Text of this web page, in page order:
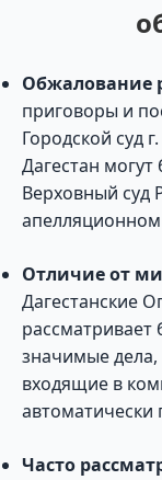
Обжалование
приговоры и
Городской суд
Дагестан
Верховный суд
Отличие от
Дагестанские
значимые
входящие в
Часто